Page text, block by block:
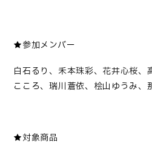
★参加メンバー
白石るり、禾本珠彩、花井心桜
こころ、瑞川蒼依、桧山ゆうみ、
★対象商品